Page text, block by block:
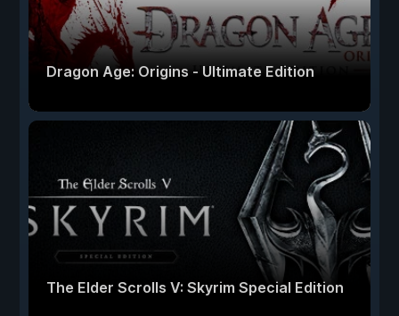
Dragon Age: Origins - Ultimate Edition
The Elder Scrolls V: Skyrim Special Edition